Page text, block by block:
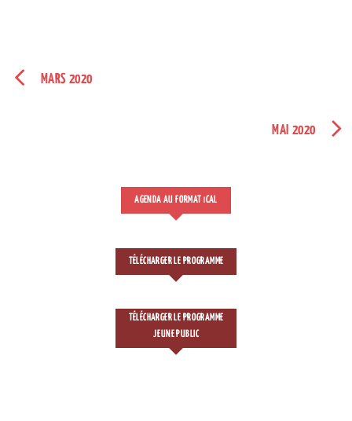
MARS 2020
MAI 2020
AGENDA AU FORMAT CAL
TÉLÉCHARGER LE PROGRAMME
TÉLÉCHARGER LE PROGRAMME
JEUNE PUBLIC